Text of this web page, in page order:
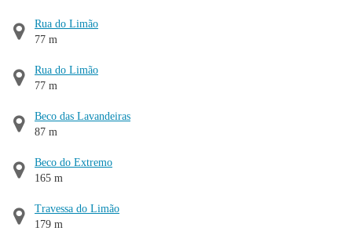
Rua do Limão
77 m
Rua do Limão
77 m
Beco das Lavandeiras
87 m
Beco do Extremo
165 m
Travessa do Limão
179 m